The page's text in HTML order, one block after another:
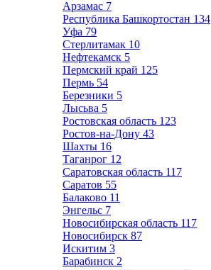
Арзамас 7
Республика Башкортостан 134
Уфа 79
Стерлитамак 10
Нефтекамск 5
Пермский край 125
Пермь 54
Березники 5
Лысьва 5
Ростовская область 123
Ростов-на-Дону 43
Шахты 16
Таганрог 12
Саратовская область 117
Саратов 55
Балаково 11
Энгельс 7
Новосибирская область 117
Новосибирск 87
Искитим 3
Барабинск 2